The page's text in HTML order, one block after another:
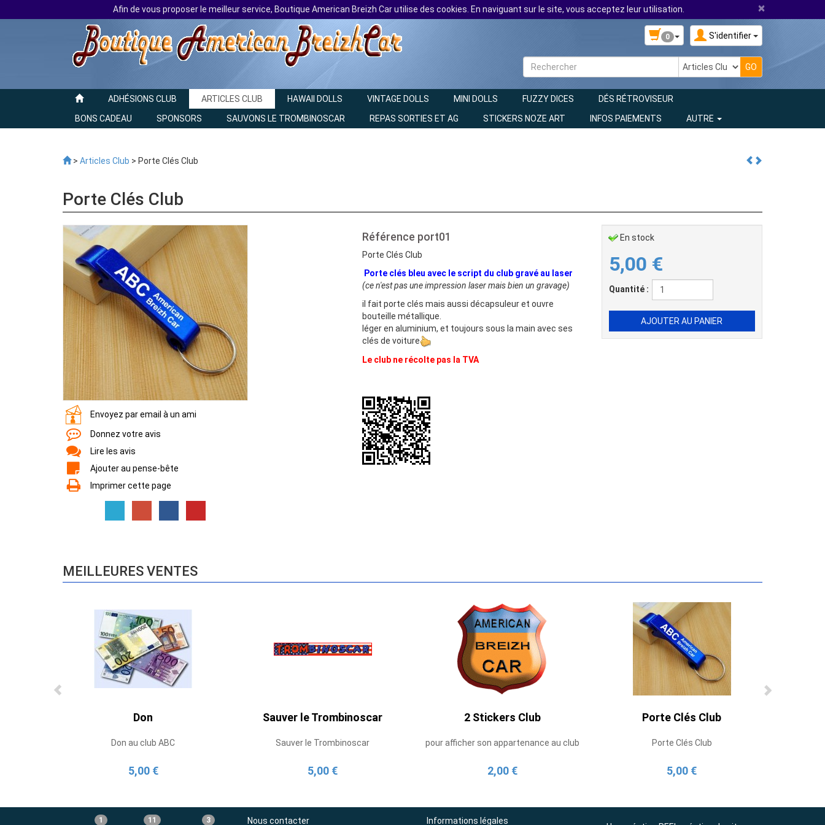
Afin de vous proposer le meilleur service, Boutique American Breizh Car utilise des cookies. En naviguant sur le site, vous acceptez leur utilisation. ×
S'identifier
0
ADHÉSIONS CLUB ARTICLES CLUB HAWAII DOLLS VINTAGE DOLLS MINI DOLLS FUZZY DICES
DÉS RÉTROVISEUR
BONS CADEAU
SPONSORS SAUVONS LE TROMBINOSCAR REPAS SORTIES ET AG STICKERS NOZE ART INFOS PAIEMENTS AUTRE
> Articles Club > Porte Clés Club
Porte Clés Club
Envoyez par email à un ami
Donnez votre avis
Lire les avis
Ajouter au pense-bête
Imprimer cette page
Référence port01
Porte Clés Club
Porte clés bleu avec le script du club gravé au laser
(ce n'est pas une impression laser mais bien un gravage)
il fait porte clés mais aussi décapsuleur et ouvre
bouteille métallique.
léger en aluminium, et toujours sous la main avec ses
clés de voiture
Le club ne récolte pas la TVA
En stock
5,00 €
Quantité :
MEILLEURES VENTES
Don
Don au club ABC
5,00 €
Sauver le Trombinoscar
Sauver le Trombinoscar
5,00 €
2 Stickers Club
pour afficher son appartenance au club
2,00 €
Porte Clés Club
Porte Clés Club
5,00 €
1 11 3 Nous contacter Informations légales